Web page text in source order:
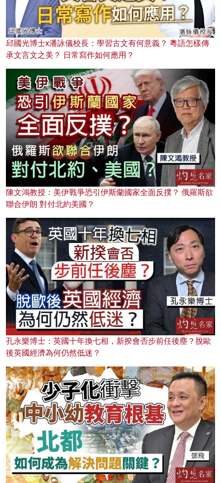
邱國光博士x潘詠儀校長：學習古文有何意義？ 粵語怎樣傳
承文言文之美？ 日常寫作如何應用？
陳文鴻教授：美伊戰爭恐引伊斯蘭國家全面反撲？ 俄羅斯欲
聯合伊朗 對付北約美國？
孔永樂博士：英國十年換七相，新揆會否步前任後塵？脫歐
後英國經濟為何仍然低迷？